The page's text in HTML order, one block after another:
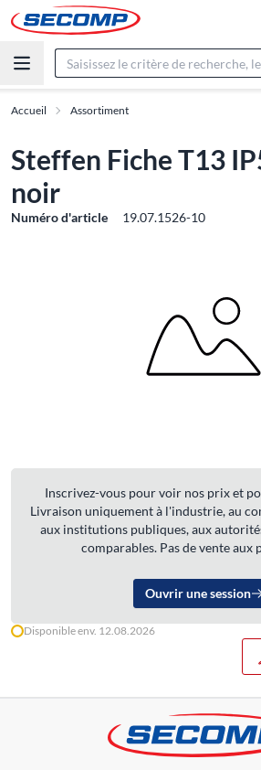
Accueil Assortiment
Steffen Fiche T13
noir
Numéro d'article 19.07.1526-10
Inscrivez-vous pour voir nos prix et
Livraison uniquement à l'industrie, au
aux institutions publiques, aux
comparables. Pas de vente aux
Ouvrir une session
Disponible env. 12.08.2026